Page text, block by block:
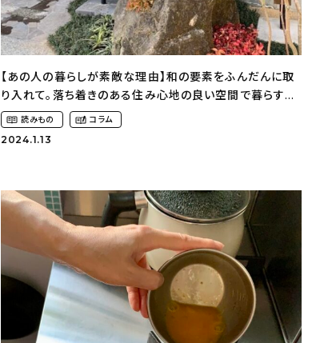
【あの人の暮らしが素敵な理由】和の要素をふんだんに取
り入れて。落ち着きのある住み心地の良い空間で暮らす〜
和モダンな家づくり（wamodan___kさん）
読みもの コラム
2024.1.13